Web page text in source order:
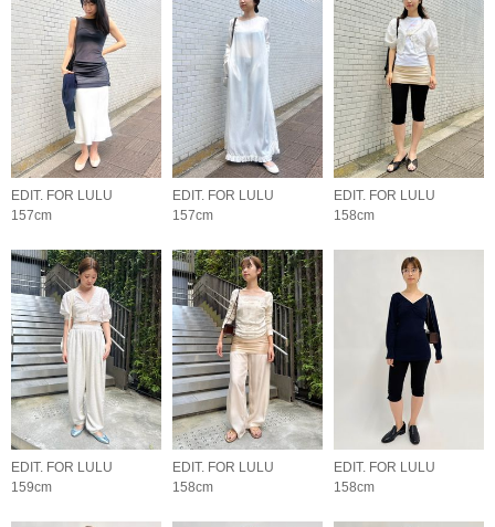
EDIT. FOR LULU
157cm
EDIT. FOR LULU
157cm
EDIT. FOR LULU
158cm
EDIT. FOR LULU
159cm
EDIT. FOR LULU
158cm
EDIT. FOR LULU
158cm